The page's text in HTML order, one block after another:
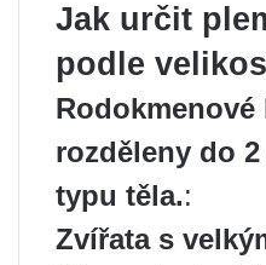
Jak určit
podle
rozděleny do
typu těla.:
Zvířata s